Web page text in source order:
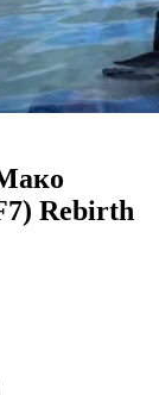
Rebirth